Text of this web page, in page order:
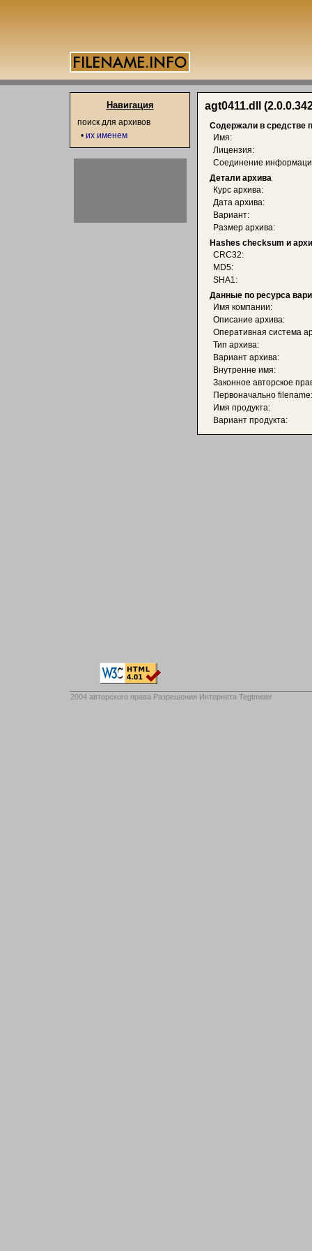
agt0411.dll
Содержали в средстве
Имя:
Лицензия:
Соединение
Детали архива
Курс архива:
Дата архива:
Вариант:
Размер архива:
Hashes checksum и
CRC32:
MD5:
SHA1:
Данные по ресурса
Имя компании:
Описание архива:
Оперативная система
Тип архива:
Вариант архива:
Внутренне имя:
Законное авторское
Первоначально filename:
Имя продукта:
Вариант продукта:
Навигация
поиск для архивов
• их именем
2004 авторского права Разрешения Интернета Tegtmeier